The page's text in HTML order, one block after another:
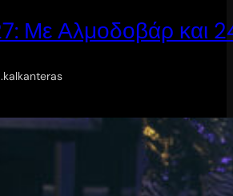
Με Αλμοδοβάρ και 24
.kalkanteras